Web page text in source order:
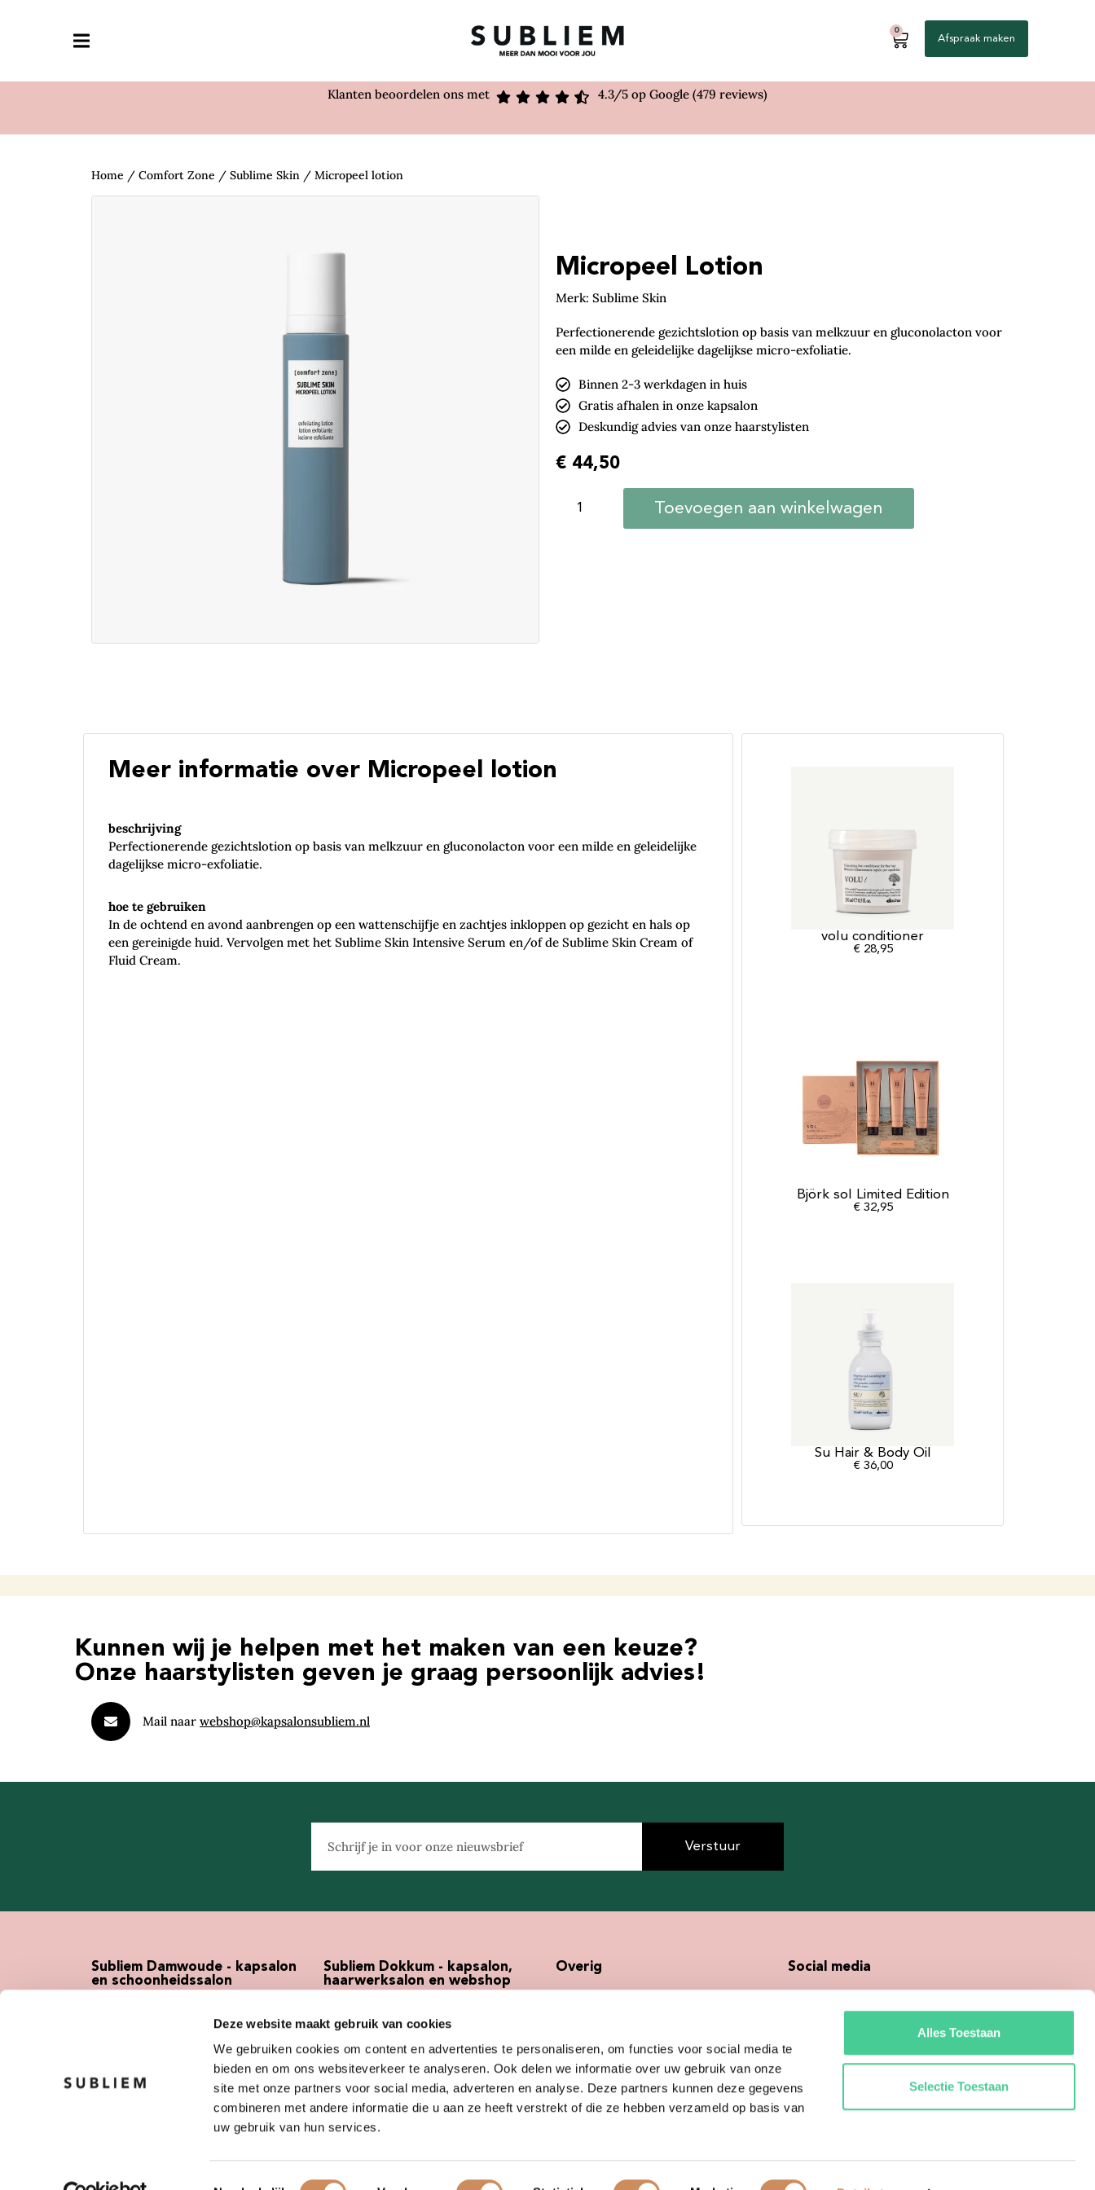
Deze website maakt gebruik van cookies
We gebruiken cookies om content en advertenties te personaliseren, om functies voor social media te
bieden en om ons websiteverkeer te analyseren. Ook delen we informatie over uw gebruik van onze
site met onze partners voor social media, adverteren en analyse. Deze partners kunnen deze gegevens
combineren met andere informatie die u aan ze heeft verstrekt of die ze hebben verzameld op basis van
uw gebruik van hun services.
Toestemmingsselectie
Alles Toestaan
Selectie Toestaan
0
Afspraak maken
Klanten beoordelen ons met 4.3/5 op Google (479 reviews)
Home / Comfort Zone / Sublime Skin / Micropeel lotion
Micropeel Lotion
Merk: Sublime Skin
Perfectionerende gezichtslotion op basis van melkzuur en gluconolacton voor
een milde en geleidelijke dagelijkse micro-exfoliatie.
Binnen 2-3 werkdagen in huis
Gratis afhalen in onze kapsalon
Deskundig advies van onze haarstylisten
€ 44,50
Toevoegen aan winkelwagen
Meer informatie over Micropeel lotion
beschrijving
Perfectionerende gezichtslotion op basis van melkzuur en gluconolacton voor een milde en geleidelijke
dagelijkse micro-exfoliatie.
hoe te gebruiken
In de ochtend en avond aanbrengen op een wattenschijfje en zachtjes inkloppen op gezicht en hals op
een gereinigde huid. Vervolgen met het Sublime Skin Intensive Serum en/of de Sublime Skin Cream of
Fluid Cream.
volu conditioner
€ 28,95
Björk sol Limited Edition
€ 32,95
Su Hair & Body Oil
€ 36,00
Kunnen wij je helpen met het maken van een keuze?
Onze haarstylisten geven je graag persoonlijk advies!
Mail naar webshop@kapsalonsubliem.nl
Verstuur
Subliem Damwoude - kapsalon
en schoonheidssalon
damwoude@kapsalonsubliem.nl
Subliem Dokkum - kapsalon,
haarwerksalon en webshop
9101 WZ Dokkum
0519- 297482
info@kapsalonsubliem.nl
Overig
Pune Storelocator
Social media